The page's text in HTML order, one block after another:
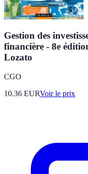
Gestion des
financière - 8e
Lozato
CGO
10.36 EURVoir le prix